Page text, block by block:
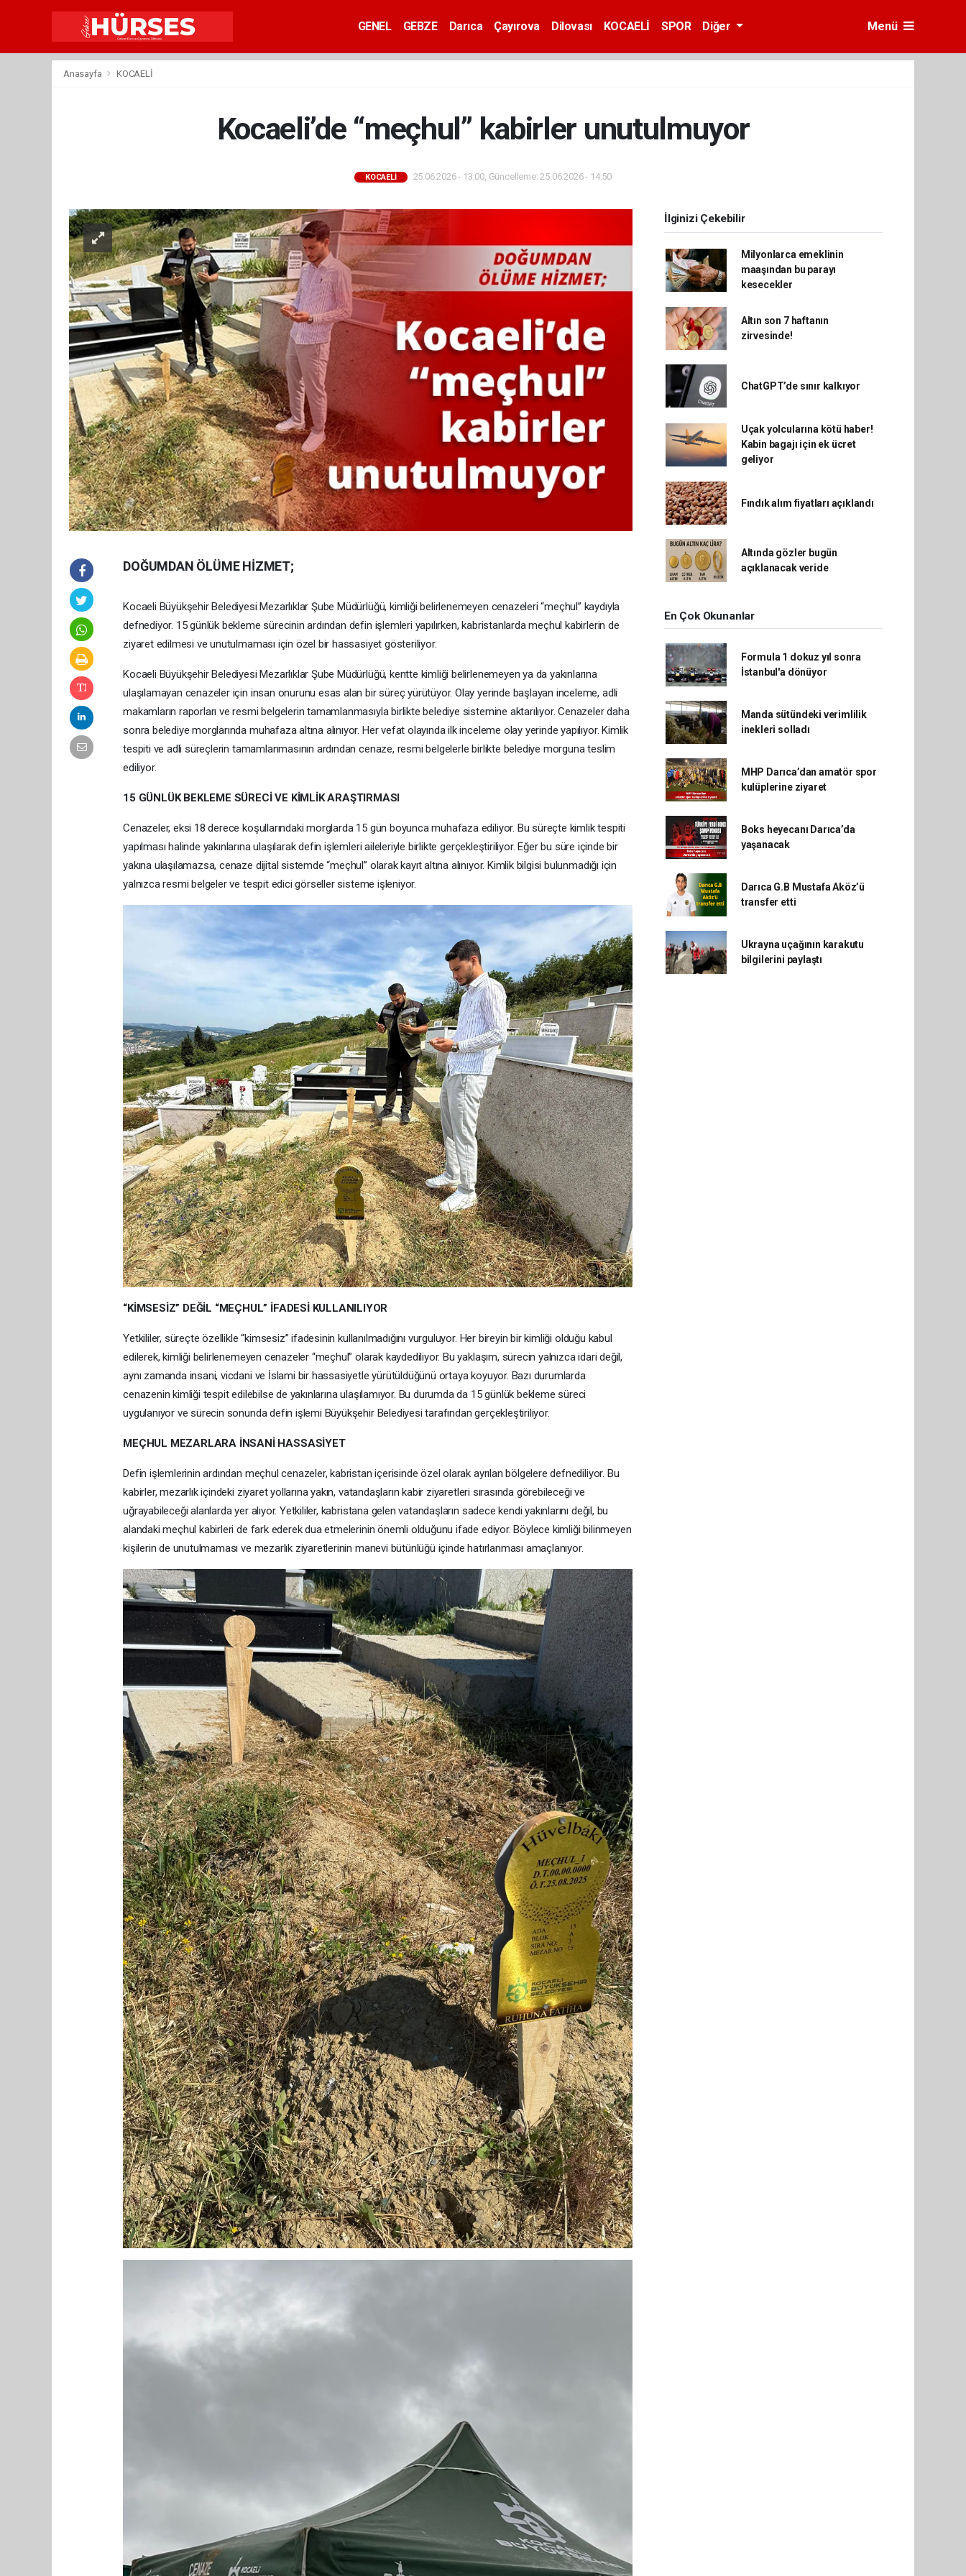
GENEL GEBZE Darıca Çayırova Dilovası KOCAELİ SPOR Diğer Menü
Anasayfa KOCAELİ
Kocaeli’de “meçhul” kabirler unutulmuyor
KOCAELİ 25.06.2026 - 13:00, Güncelleme: 25.06.2026 - 14:50
DOĞUMDAN ÖLÜME HİZMET;
Kocaeli Büyükşehir Belediyesi Mezarlıklar Şube Müdürlüğü, kimliği belirlenemeyen cenazeleri “meçhul” kaydıyla
defnediyor. 15 günlük bekleme sürecinin ardından defin işlemleri yapılırken, kabristanlarda meçhul kabirlerin de
ziyaret edilmesi ve unutulmaması için özel bir hassasiyet gösteriliyor.
Kocaeli Büyükşehir Belediyesi Mezarlıklar Şube Müdürlüğü, kentte kimliği belirlenemeyen ya da yakınlarına
ulaşılamayan cenazeler için insan onurunu esas alan bir süreç yürütüyor. Olay yerinde başlayan inceleme, adli
makamların raporları ve resmi belgelerin tamamlanmasıyla birlikte belediye sistemine aktarılıyor. Cenazeler daha
sonra belediye morglarında muhafaza altına alınıyor. Her vefat olayında ilk inceleme olay yerinde yapılıyor. Kimlik
tespiti ve adli süreçlerin tamamlanmasının ardından cenaze, resmi belgelerle birlikte belediye morguna teslim
ediliyor.
15 GÜNLÜK BEKLEME SÜRECİ VE KİMLİK ARAŞTIRMASI
Cenazeler, eksi 18 derece koşullarındaki morglarda 15 gün boyunca muhafaza ediliyor. Bu süreçte kimlik tespiti
yapılması halinde yakınlarına ulaşılarak defin işlemleri aileleriyle birlikte gerçekleştiriliyor. Eğer bu süre içinde bir
yakına ulaşılamazsa, cenaze dijital sistemde “meçhul” olarak kayıt altına alınıyor. Kimlik bilgisi bulunmadığı için
yalnızca resmi belgeler ve tespit edici görseller sisteme işleniyor.
“KİMSESİZ” DEĞİL “MEÇHUL” İFADESİ KULLANILIYOR
Yetkililer, süreçte özellikle “kimsesiz” ifadesinin kullanılmadığını vurguluyor. Her bireyin bir kimliği olduğu kabul
edilerek, kimliği belirlenemeyen cenazeler “meçhul” olarak kaydediliyor. Bu yaklaşım, sürecin yalnızca idari değil,
aynı zamanda insani, vicdani ve İslami bir hassasiyetle yürütüldüğünü ortaya koyuyor. Bazı durumlarda
cenazenin kimliği tespit edilebilse de yakınlarına ulaşılamıyor. Bu durumda da 15 günlük bekleme süreci
uygulanıyor ve sürecin sonunda defin işlemi Büyükşehir Belediyesi tarafından gerçekleştiriliyor.
MEÇHUL MEZARLARA İNSANİ HASSASİYET
Defin işlemlerinin ardından meçhul cenazeler, kabristan içerisinde özel olarak ayrılan bölgelere defnediliyor. Bu
kabirler, mezarlık içindeki ziyaret yollarına yakın, vatandaşların kabir ziyaretleri sırasında görebileceği ve
uğrayabileceği alanlarda yer alıyor. Yetkililer, kabristana gelen vatandaşların sadece kendi yakınlarını değil, bu
alandaki meçhul kabirleri de fark ederek dua etmelerinin önemli olduğunu ifade ediyor. Böylece kimliği bilinmeyen
kişilerin de unutulmaması ve mezarlık ziyaretlerinin manevi bütünlüğü içinde hatırlanması amaçlanıyor.
İlginizi Çekebilir
Milyonlarca emeklinin
maaşından bu parayı
kesecekler
Altın son 7 haftanın
zirvesinde!
ChatGPT’de sınır kalkıyor
Uçak yolcularına kötü haber!
Kabin bagajı için ek ücret
geliyor
Fındık alım fiyatları açıklandı
Altında gözler bugün
açıklanacak veride
En Çok Okunanlar
Formula 1 dokuz yıl sonra
İstanbul'a dönüyor
Manda sütündeki verimlilik
inekleri solladı
MHP Darıca’dan amatör spor
kulüplerine ziyaret
Boks heyecanı Darıca’da
yaşanacak
Darıca G.B Mustafa Aköz’ü
transfer etti
Ukrayna uçağının karakutu
bilgilerini paylaştı